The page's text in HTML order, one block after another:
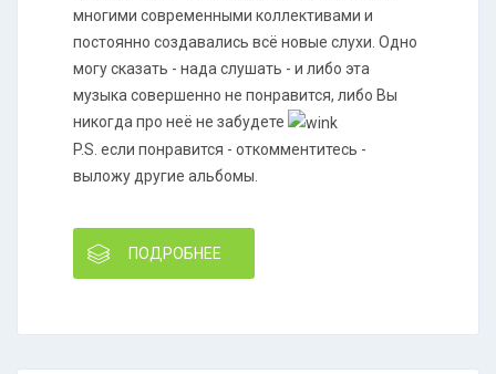
многими современными коллективами и
постоянно создавались всё новые слухи. Одно
могу сказать - нада слушать - и либо эта
музыка совершенно не понравится, либо Вы
никогда про неё не забудете
P.S. если понравится - откомментитесь -
выложу другие альбомы.
ПОДРОБНЕЕ